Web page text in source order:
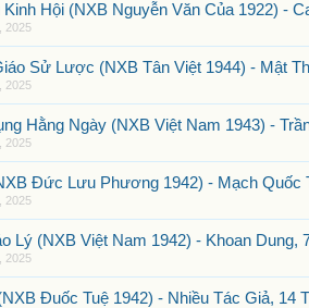
Hội (NXB Nguyễn Văn Của 1922) -
2025
Sử Lược (NXB Tân Việt 1944) - Mật
2025
Hằng Ngày (NXB Việt Nam 1943) -
2025
Đức Lưu Phương 1942) - Mạch Quốc
2025
Lý (NXB Việt Nam 1942) - Khoan Dung,
2025
Đuốc Tuệ 1942) - Nhiều Tác Giả, 14